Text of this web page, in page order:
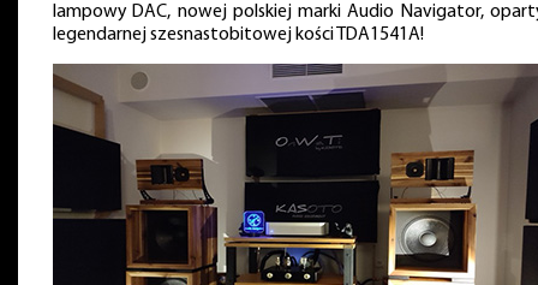
lampowy DAC, nowej polskiej marki Audio Navigator,
legendarnej szesnastobitowej kości TDA1541A!